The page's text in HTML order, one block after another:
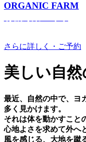
ORGANIC FARM
さらに詳しく・ご予約
美しい⾃
最近、⾃然の中で、ヨ
多く⾒かけます。
それは体を動かすこと
⼼地よさを求めて外へ
⾵を感じる、⼤地を蹴